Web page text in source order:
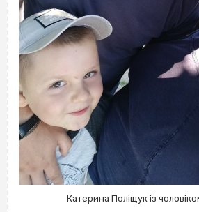
Катерина Поліщук із